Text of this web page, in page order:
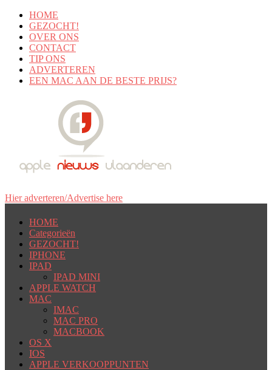
HOME
GEZOCHT!
OVER ONS
CONTACT
TIP ONS
ADVERTEREN
EEN MAC AAN DE BESTE PRIJS?
Hier adverteren/Advertise here
HOME
Categorieën
GEZOCHT!
IPHONE
IPAD
IPAD MINI
APPLE WATCH
MAC
IMAC
MAC PRO
MACBOOK
OS X
IOS
APPLE VERKOOPPUNTEN